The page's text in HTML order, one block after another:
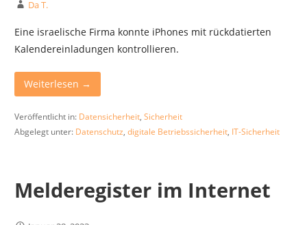
Da T.
Eine israelische Firma konnte iPhones mit rückdatierten
Kalendereinladungen kontrollieren.
Weiterlesen →
Veröffentlicht in: Datensicherheit, Sicherheit
Abgelegt unter: Datenschutz, digitale Betriebssicherheit, IT-Sicherheit
Melderegister im Internet